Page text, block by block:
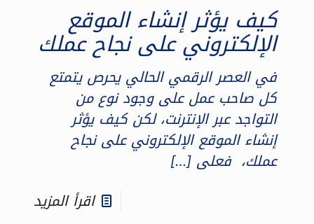
كيف يؤثر إنشاء الموقع
الإلكتروني على نجاح عملك
في العصر الرقمي الحالي يحرص يتمتع
كل صاحب عمل على وجود نوع من
التواجد عبر الإنترنت، لكن كيف يؤثر
إنشاء الموقع الإلكتروني على نجاح
عملك، فعلى […]
اقرأ المزيد